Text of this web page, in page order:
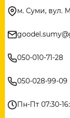
м. Суми, вул.
050-010-71-28
050-028-99-09
Пн-Пт 07:30-